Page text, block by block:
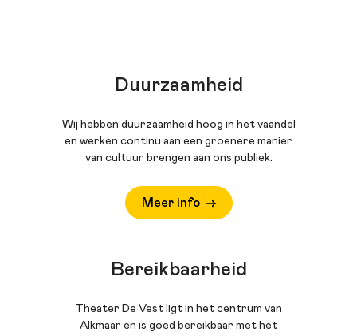
Duurzaamheid
Wij hebben duurzaamheid hoog in het vaandel
en werken continu aan een groenere manier
van cultuur brengen aan ons publiek.
Meer info
Bereikbaarheid
Theater De Vest ligt in het centrum van
Alkmaar en is goed bereikbaar met het